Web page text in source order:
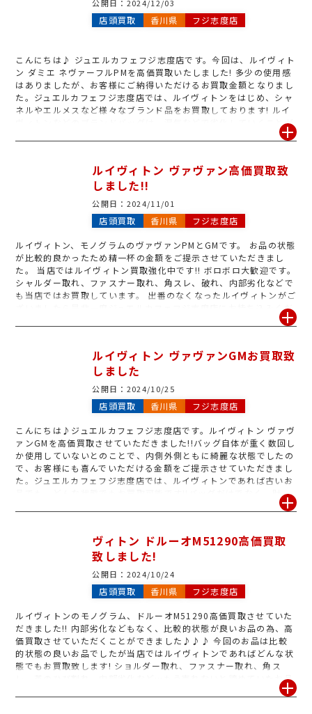
公開日： 2024/12/03
店頭買取 香川県 フジ志度店
こんにちは♪ ジュエルカフェフジ志度店です。今回は、ルイヴィト
ン ダミエ ネヴァーフルPMを高価買取いたしました! 多少の使用感
はありましたが、お客様にご納得いただけるお買取金額となりまし
た。ジュエルカフェフジ志度店では、ルイヴィトンをはじめ、シャ
ネルやエルメスなど様々なブランド品をお買取しております! ルイ
ヴィトンなどのブランドバッグは、湿気などで劣化していくことが
ございます。もし、使わないブランド品がございましたら、ぜひ一
ルイヴィトン ヴァヴァン高価買取致
しました!!
公開日： 2024/11/01
店頭買取 香川県 フジ志度店
ルイヴィトン、モノグラムのヴァヴァンPMとGMです。 お品の状態
が比較的良かったため精一杯の金額をご提示させていただきまし
た。 当店ではルイヴィトン買取強化中です!! ボロボロ大歓迎です。
シャルダー取れ、ファスナー取れ、角スレ、破れ、内部劣化などで
も当店ではお買取しています。 出番のなくなったルイヴィトンがご
ざいましたら是非一度ジュエルカフェフジ志度店にお持ち込みくだ
ルイヴィトン ヴァヴァンGMお買取致
しました
公開日： 2024/10/25
店頭買取 香川県 フジ志度店
こんにちは♪ジュエルカフェフジ志度店です。ルイヴィトン ヴァヴ
ァンGMを高価買取させていただきました!!バッグ自体が重く数回し
か使用していないとのことで、内側外側ともに綺麗な状態でしたの
で、お客様にも喜んでいただける金額をご提示させていただきまし
た。ジュエルカフェフジ志度店では、ルイヴィトンであれば古いお
布・キーケースなどの小物も大歓迎です♪♪気になるお品がござい
ヴィトン ドルーオM51290高価買取
致しました!
公開日： 2024/10/24
店頭買取 香川県 フジ志度店
ルイヴィトンのモノグラム、ドルーオM51290高価買取させていた
だきました!! 内部劣化などもなく、比較的状態が良いお品の為、高
価買取させていただくことができました♪♪♪ 今回のお品は比較
的状態の良いお品でしたが当店ではルイヴィトンであればどんな状
態でもお買取致します! ショルダー取れ、ファスナー取れ、角ス
レ、革のひび割れ、内部劣化など…もう売れないと諦めていたお品
はございませんか? 是非一度ジュエルカフェフジ志度店へお持ち込